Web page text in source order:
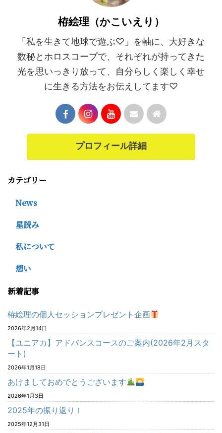
栫絵理（かこいえり）
「私を生きて地球で遊ぶ♡」を軸に、大好きな
数秘とホロスコープで、それぞれが持ってきた
光を思いっきり放って、自分らしく楽しく幸せ
に生きる方法をお伝えしてます♡
プロフィール詳細
カテゴリー
News
星読み
私について
想い
新着記事
栫絵理の個人セッションプレゼント企画
2026年2月14日
【ユニアカ】アドバンスコースのご案内(2026年2月スタ
ート)
2026年1月18日
あけましておめでとうございます
2026年1月3日
2025年の振り返り！
2025年12月31日